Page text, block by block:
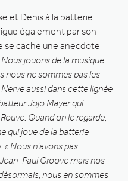
et Denis à la batterie
également par son
se cache une anecdote
Nous jouons de la musique
nous ne sommes pas les
aussi dans cette lignée
Jojo Mayer qui
Quand on le regarde,
qui joue de la batterie
« Nous n’avons pas
Paul Groove mais nos
nous en sommes